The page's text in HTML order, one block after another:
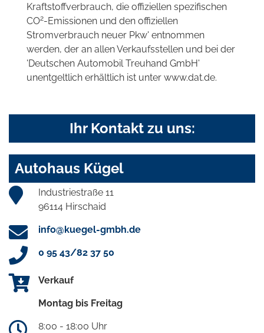
Kraftstoffverbrauch, die offiziellen spezifischen
CO2-Emissionen und den offiziellen
Stromverbrauch neuer Pkw' entnommen
werden, der an allen Verkaufsstellen und bei der
'Deutschen Automobil Treuhand GmbH'
unentgeltlich erhältlich ist unter www.dat.de.
Ihr Kontakt zu uns:
Autohaus Kügel
Industriestraße 11
96114 Hirschaid
info@kuegel-gmbh.de
0 95 43/82 37 50
Verkauf
Montag bis Freitag
8:00 - 18:00 Uhr